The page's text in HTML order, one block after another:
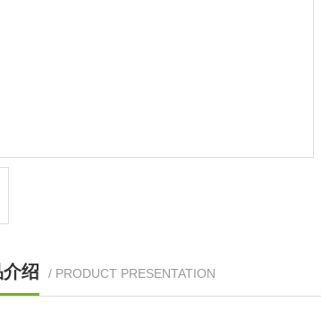
绍 / PRODUCT PRESENTATION